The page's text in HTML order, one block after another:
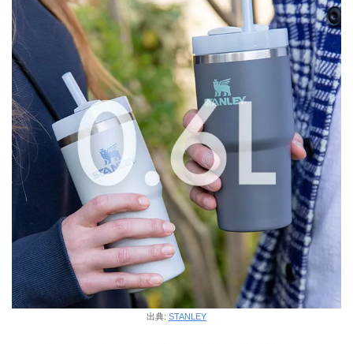
出典: STANLEY